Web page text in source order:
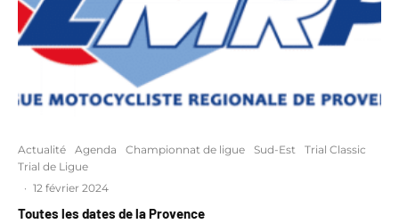
Actualité Agenda Championnat de ligue Sud-Est
Trial Classic
Trial de Ligue
· 12 février 2024
Toutes les dates de la Provence